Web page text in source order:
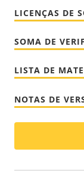
LICENÇAS DE
SOMA DE
LISTA DE
NOTAS DE